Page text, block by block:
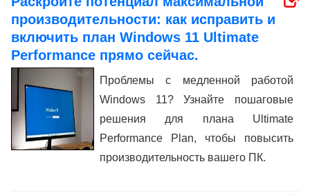
производительности: как исправить и
включить план Windows 11 Ultimate
Performance прямо сейчас.
Проблемы с медленной работой
Windows 11? Узнайте пошаговые
решения для плана Ultimate
Performance Plan, чтобы повысить
производительность вашего ПК.